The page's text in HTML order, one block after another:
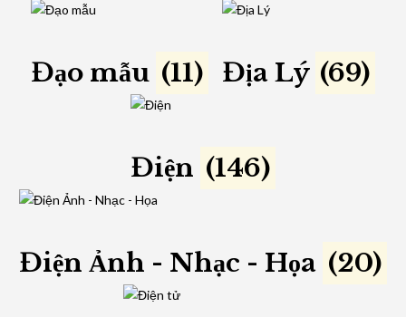
Đạo mẫu (11) Địa Lý (69)
Điện (146)
Điện Ảnh - Nhạc - Họa (20)